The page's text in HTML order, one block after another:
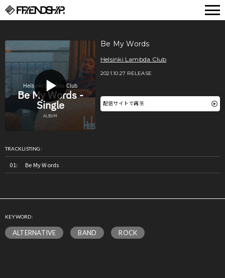
Be My Words
Helsinki Lambda Club
2021.10.27 RELEASE
配信サイトで再生
TRACKLISTING:
Be My Words
KEYWORD:
ALTERNATIVE BAND ROCK